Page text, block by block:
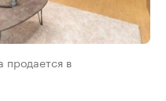
продается в